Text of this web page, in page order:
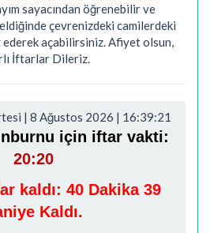
sayacından öğrenebilir ve
çevrenizdeki camilerdeki
ederek açabilirsiniz. Afiyet olsun,
İftarlar Dileriz.
| 8 Ağustos 2026 | 16:39:22
için iftar vakti:
20:20
kaldı: 40 Dakika 38
Kaldı.